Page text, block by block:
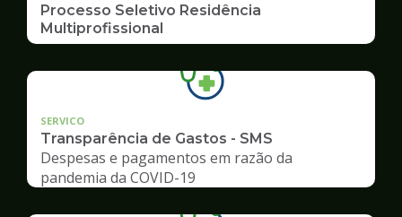
Processo Seletivo Residência
Multiprofissional
SERVICO
Transparência de Gastos - SMS
Despesas e pagamentos em razão da
pandemia da COVID-19